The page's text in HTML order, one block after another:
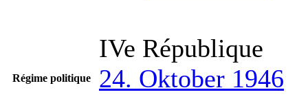
Régime politique
IVe République
24. Oktober 1946